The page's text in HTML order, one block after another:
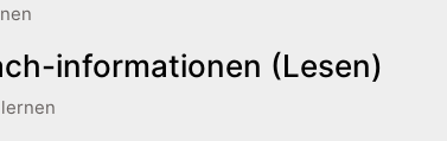
informationen (Lesen)